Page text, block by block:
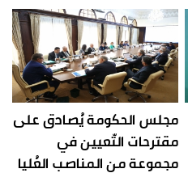
مجلس الحكومة يُصادق على
مقترحات التّعيين في
مجموعة من المناصب العُليا